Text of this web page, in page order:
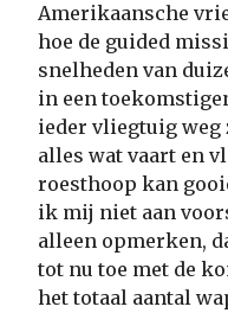
Amerikaansche
hoe de guided
snelheden van
in een
ieder vliegtuig weg
alles wat vaart en
roesthoop kan
ik mij niet aan
alleen opmerken,
tot nu toe met de
het totaal aantal